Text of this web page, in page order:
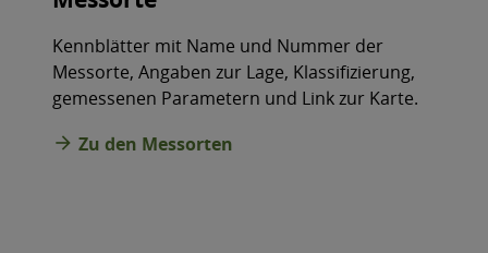
Kennblätter mit Name und Nummer der
Messorte, Angaben zur Lage, Klassifizierung,
gemessenen Parametern und Link zur Karte.
arrow_forward Zu den Messorten